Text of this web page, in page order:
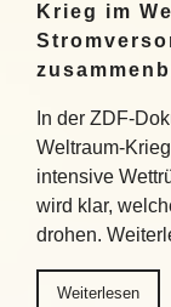
Krieg im
In der ZDF-
Weltraum-
intensive
wird klar,
drohen.
Weiterlesen